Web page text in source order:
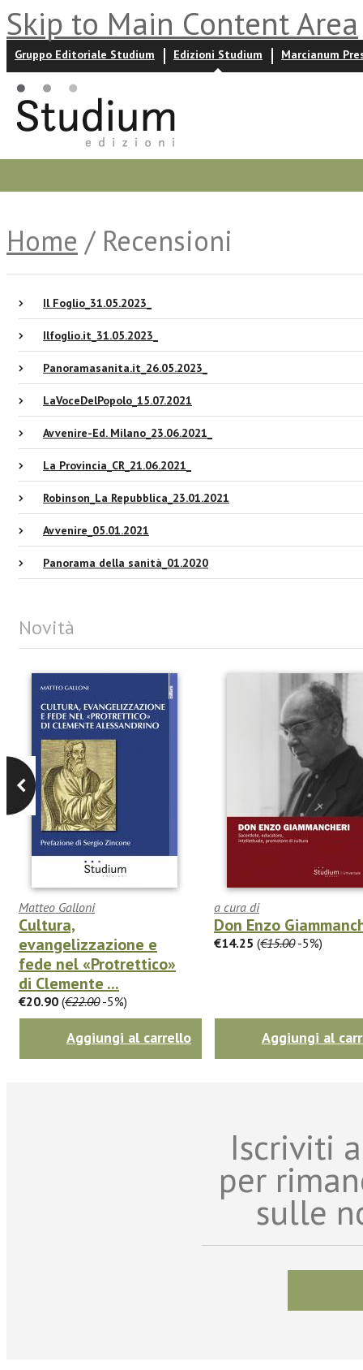
Skip to Main Content Area
Gruppo Editoriale Studium Edizioni Studium Marcianum
Home / Recensioni
Il Foglio_31.05.2023_
Ilfoglio.it_31.05.2023_
Panoramasanita.it_26.05.2023_
LaVoceDelPopolo_15.07.2021
Avvenire-Ed. Milano_23.06.2021_
La Provincia_CR_21.06.2021_
Robinson_La Repubblica_23.01.2021
Avvenire_05.01.2021
Panorama della sanità_01.2020
Novità
Matteo Galloni
Cultura,
evangelizzazione e
fede nel «Protrettico»
di Clemente ...
€20.90 (€22.00-5%)
Aggiungi al carrello
a cura di
Don Enzo
€14.25 (€15.00-5%)
Aggiungi al
Iscriviti
per
sulle